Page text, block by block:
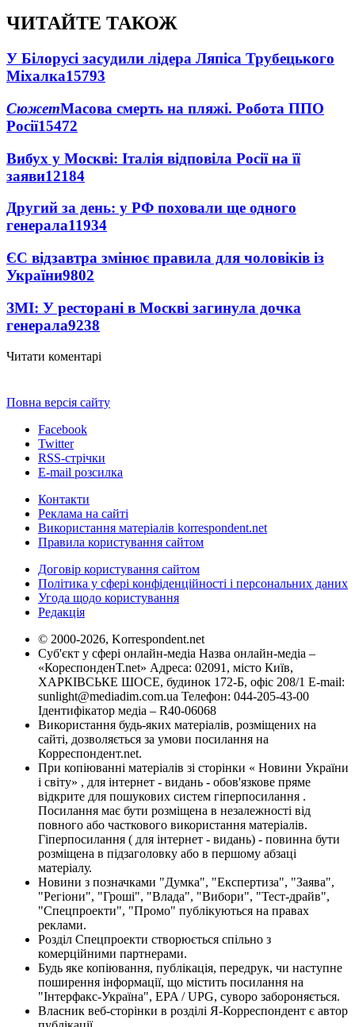
ЧИТАЙТЕ ТАКОЖ
У Білорусі засудили лідера Ляпіса Трубецького
Міхалка15793
СюжетМасова смерть на пляжі. Робота ППО
Росії15472
Вибух у Москві: Італія відповіла Росії на її
заяви12184
Другий за день: у РФ поховали ще одного
генерала11934
ЄС відзавтра змінює правила для чоловіків із
України9802
ЗМІ: У ресторані в Москві загинула дочка
генерала9238
Читати коментарі
Повна версія сайту
Facebook
Twitter
RSS-стрічки
E-mail розсилка
Контакти
Реклама на сайті
Використання матеріалів korrespondent.net
Правила користування сайтом
Договір користування сайтом
Політика у сфері конфіденційності і персональних даних
Угода щодо користування
Редакція
© 2000-2026, Korrespondent.net
Суб'єкт у сфері онлайн-медіа Назва онлайн-медіа –
«КореспонденТ.net» Адреса: 02091, місто Київ,
ХАРКІВСЬКЕ ШОСЕ, будинок 172-Б, офіс 208/1 E-mail:
sunlight@mediadim.com.ua Телефон: 044-205-43-00
Ідентифікатор медіа – R40-06068
Використання будь-яких матеріалів, розміщених на
сайті, дозволяється за умови посилання на
Корреспондент.net.
При копіюванні матеріалів зі сторінки « Новини України
і світу» , для інтернет - видань - обов'язкове пряме
відкрите для пошукових систем гіперпосилання .
Посилання має бути розміщена в незалежності від
повного або часткового використання матеріалів.
Гіперпосилання ( для інтернет - видань) - повинна бути
розміщена в підзаголовку або в першому абзаці
матеріалу.
Новини з позначками "Думка", "Експертиза", "Заява",
"Регіони", "Гроші", "Влада", "Вибори", "Тест-драйв",
"Спецпроекти", "Промо" публікуються на правах
реклами.
Розділ Спецпроекти створюється спільно з
комерційними партнерами.
Будь яке копіювання, публікація, передрук, чи наступне
поширення інформації, що містить посилання на
"Інтерфакс-Україна", EPA / UPG, суворо забороняється.
Власник веб-сторінки в розділі Я-Корреспондент є автор